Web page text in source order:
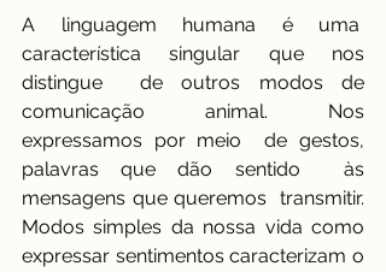
A linguagem humana é uma
característica singular que nos
distingue  de outros modos de
comunicação animal. Nos
expressamos por meio  de gestos,
palavras que dão sentido  às
mensagens que queremos  transmitir.
Modos simples da nossa vida como
expressar sentimentos caracterizam o